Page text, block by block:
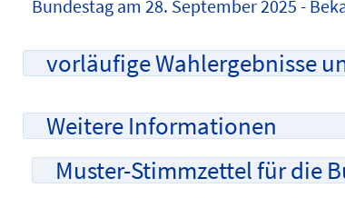
Bundestag am 28. September 2025 -
vorläufige Wahlergebnisse
Weitere Informationen
Muster-Stimmzettel für die